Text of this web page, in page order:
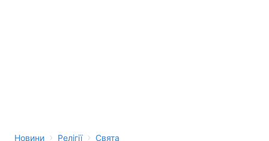
Новини › Релігії › Свята